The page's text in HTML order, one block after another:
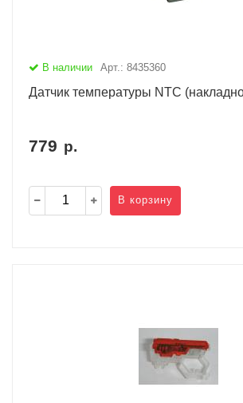
В наличии Арт.: 8435360
Датчик температуры NTC
779 р.
В корзину